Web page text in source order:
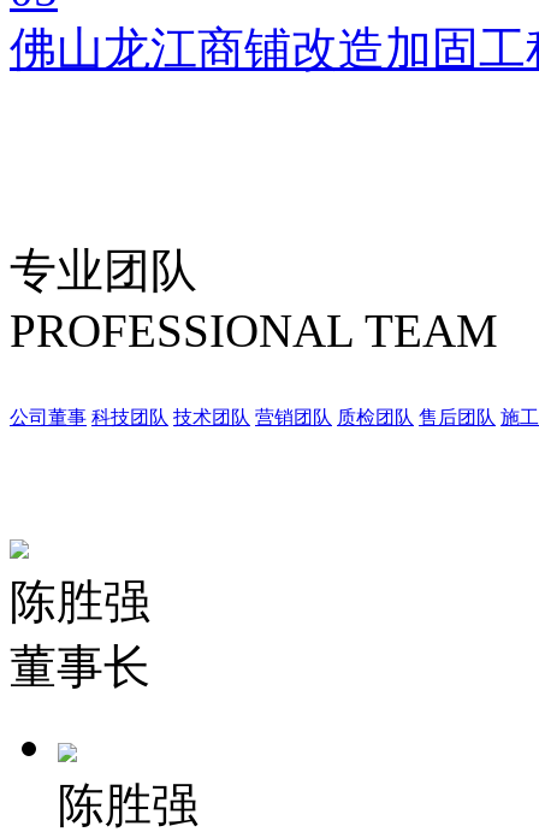
佛山龙江商铺改造加固工
专业团队
PROFESSIONAL TEAM
公司董事 科技团队 技术团队 营销团队 质检团队 售后团队 施
陈胜强
董事长
陈胜强